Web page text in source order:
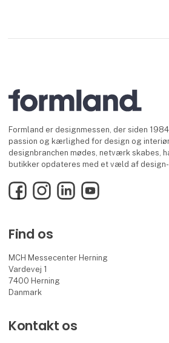
Formland er designmessen, der siden
passion og kærlighed for design og
designbranchen mødes, netværk skabes,
butikker opdateres med et væld af
FacebookInstagramLinkedInYouTube
Find os
MCH Messecenter Herning
Vardevej 1
7400 Herning
Danmark
Kontakt os